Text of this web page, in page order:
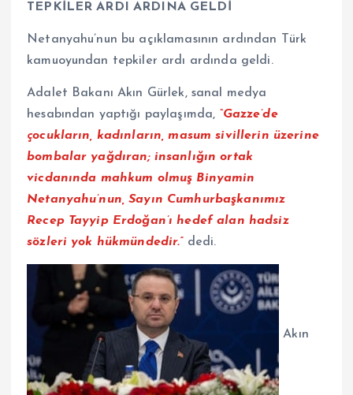
TEPKİLER ARDI ARDINA GELDİ
Netanyahu’nun bu açıklamasının ardından Türk
kamuoyundan tepkiler ardı ardında geldi.
Adalet Bakanı Akın Gürlek, sanal medya
hesabından yaptığı paylaşımda, “Gazze’de
çocukların, kadınların, masum sivillerin üzerine
bombalar yağdıran; insanlığın ortak
vicdanında mahkum olmuş Binyamin
Netanyahu’nun, Sayın Cumhurbaşkanımız
Recep Tayyip Erdoğan’ı hedef alan hadsiz
sözleri yok hükmündedir.” dedi.
Akın